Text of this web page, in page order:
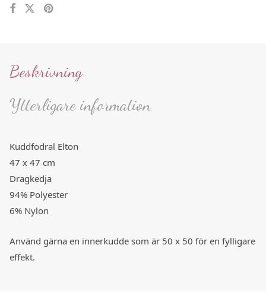
Beskrivning
Ytterligare information
Kuddfodral Elton
47 x 47 cm
Dragkedja
94% Polyester
6% Nylon
Använd gärna en innerkudde som är 50 x 50 för en fylligare
effekt.